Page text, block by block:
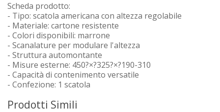
Scheda prodotto:
- Tipo: scatola americana con altezza regolabile
- Materiale: cartone resistente
- Colori disponibili: marrone
- Scanalature per modulare l'altezza
- Struttura automontante
- Misure esterne: 450?×?325?×?190-310
- Capacità di contenimento versatile
- Confezione: 1 scatola
Prodotti Simili